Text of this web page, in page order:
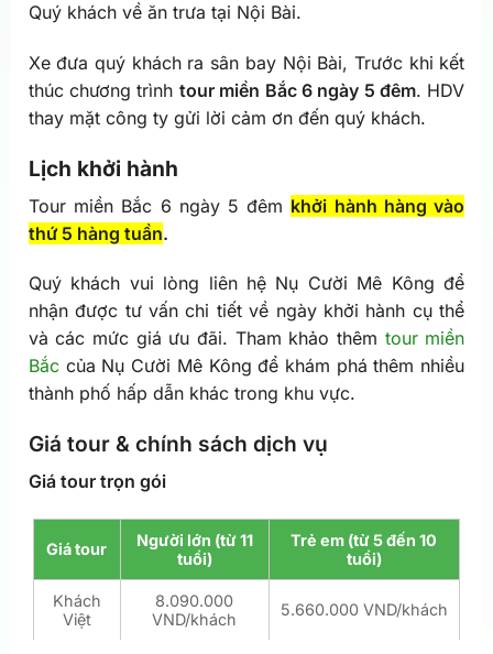
Quý khách về ăn trưa tại Nội Bài.
Xe đưa quý khách ra sân bay Nội Bài, Trước khi kết
thúc chương trình tour miền Bắc 6 ngày 5 đêm. HDV
thay mặt công ty gửi lời cảm ơn đến quý khách.
Lịch khởi hành
Tour miền Bắc 6 ngày 5 đêm khởi hành hàng vào
thứ 5 hàng tuần.
Quý khách vui lòng liên hệ Nụ Cười Mê Kông để
nhận được tư vấn chi tiết về ngày khởi hành cụ thể
và các mức giá ưu đãi. Tham khảo thêm tour miền
Bắccủa Nụ Cười Mê Kông để khám phá thêm nhiều
thành phố hấp dẫn khác trong khu vực.
Giá tour & chính sách dịch vụ
Giá tour trọn gói
Giá tour
Người lớn (từ 11
tuổi)
Trẻ em (từ 5 đến 10
tuổi)
Khách
Việt
8.090.000
VND/khách
5.660.000 VND/khách